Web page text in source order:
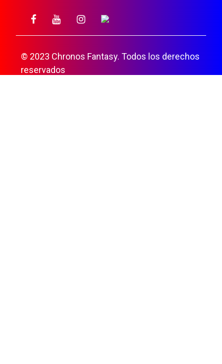
© 2023 Chronos Fantasy. Todos los derechos
reservados